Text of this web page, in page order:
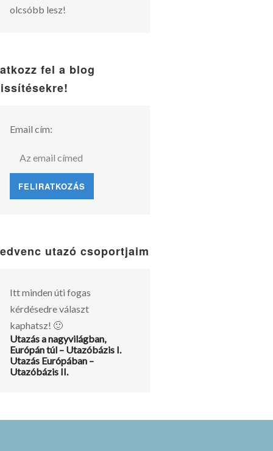
olcsóbb lesz!
fel a blog
Email cím:
utazó csoportjaim
Itt minden úti fogas
kérdésedre választ
kaphatsz! 🙂
Utazás a nagyvilágban,
Európán túl – Utazóbázis I.
Utazás Európában –
Utazóbázis II.